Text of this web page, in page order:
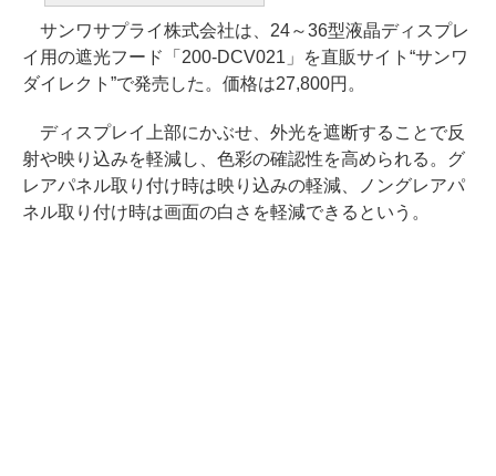
サンワサプライ株式会社は、24～36型液晶ディスプレ
イ用の遮光フード「200-DCV021」を直販サイト“サンワ
ダイレクト”で発売した。価格は27,800円。
ディスプレイ上部にかぶせ、外光を遮断することで反
射や映り込みを軽減し、色彩の確認性を高められる。グ
レアパネル取り付け時は映り込みの軽減、ノングレアパ
ネル取り付け時は画面の白さを軽減できるという。